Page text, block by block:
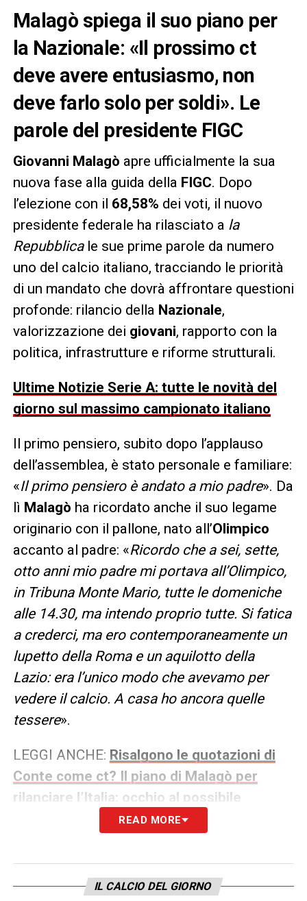
Malagò spiega il suo piano per
la Nazionale: «Il prossimo ct
deve avere entusiasmo, non
deve farlo solo per soldi». Le
parole del presidente FIGC
Giovanni Malagò apre ufficialmente la sua
nuova fase alla guida della FIGC. Dopo
l’elezione con il 68,58% dei voti, il nuovo
presidente federale ha rilasciato a la
Repubblicale sue prime parole da numero
uno del calcio italiano, tracciando le priorità
di un mandato che dovrà affrontare questioni
profonde: rilancio della Nazionale,
valorizzazione dei giovani, rapporto con la
politica, infrastrutture e riforme strutturali.
Ultime Notizie Serie A: tutte le novità del
giorno sul massimo campionato italiano
Il primo pensiero, subito dopo l’applauso
dell’assemblea, è stato personale e familiare:
«Il primo pensiero è andato a mio padre». Da
lì Malagò ha ricordato anche il suo legame
originario con il pallone, nato all’Olimpico
accanto al padre: «Ricordo che a sei, sette,
otto anni mio padre mi portava all’Olimpico,
in Tribuna Monte Mario, tutte le domeniche
alle 14.30, ma intendo proprio tutte. Si fatica
a crederci, ma ero contemporaneamente un
lupetto della Roma e un aquilotto della
Lazio: era l’unico modo che avevamo per
vedere il calcio. A casa ho ancora quelle
tessere».
LEGGI ANCHE: Risalgono le quotazioni di
Conte come ct? Il piano di Malagò per
rilanciare l’Italia: occhio al possibile
coinvolgimento di Maldini
italiano: il nodo dello ius soli
READ MORE
IL CALCIO DEL GIORNO